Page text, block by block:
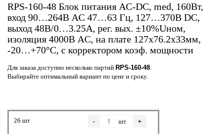
RPS-160-48 Блок питания AC-DC, med, 160Вт,
вход 90…264В AC 47…63 Гц, 127…370B DC,
выход 48В/0…3.25А, рег. вых. ±10%Uном,
изоляция 4000В AC, на плате 127х76.2х33мм,
-20…+70°С, с корректором коэф. мощности
Для заказа доступно несколько партий RPS-160-48
Выбирайте оптимальный вариант по цене и сроку.
26 шт - шт +